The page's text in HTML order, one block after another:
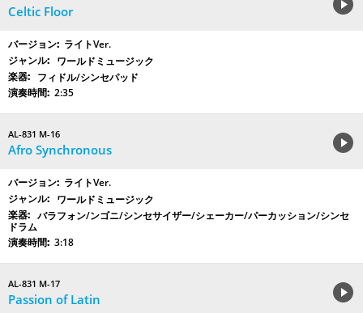
Celtic Floor
ライトVer.
ワールドミュージック
フィドル/シンセパッド
2:35
AL-831 M-16
Afro Synchronous
ライトVer.
ワールドミュージック
バラフォン/ンゴニ/シンセサイザー/シェーカー/パーカッション/シンセ
ドラム
3:18
AL-831 M-17
Passion of Latin